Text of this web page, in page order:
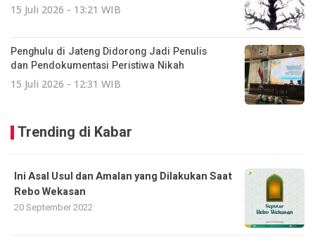
15 Juli 2026 - 13:21 WIB
Penghulu di Jateng Didorong Jadi Penulis
dan Pendokumentasi Peristiwa Nikah
15 Juli 2026 - 12:31 WIB
Trending di Kabar
Ini Asal Usul dan Amalan yang Dilakukan Saat
Rebo Wekasan
20 September 2022